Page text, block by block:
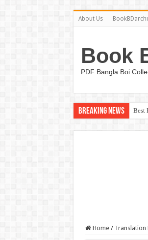
About Us
Book
PDF Bangla Boi
Breaking News Best
Home / Translation